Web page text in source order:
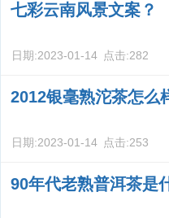
七彩云南风景文案？
日期:2023-01-14 点击:282
2012银毫熟沱茶怎么
日期:2023-01-14 点击:253
90年代老熟普洱茶是